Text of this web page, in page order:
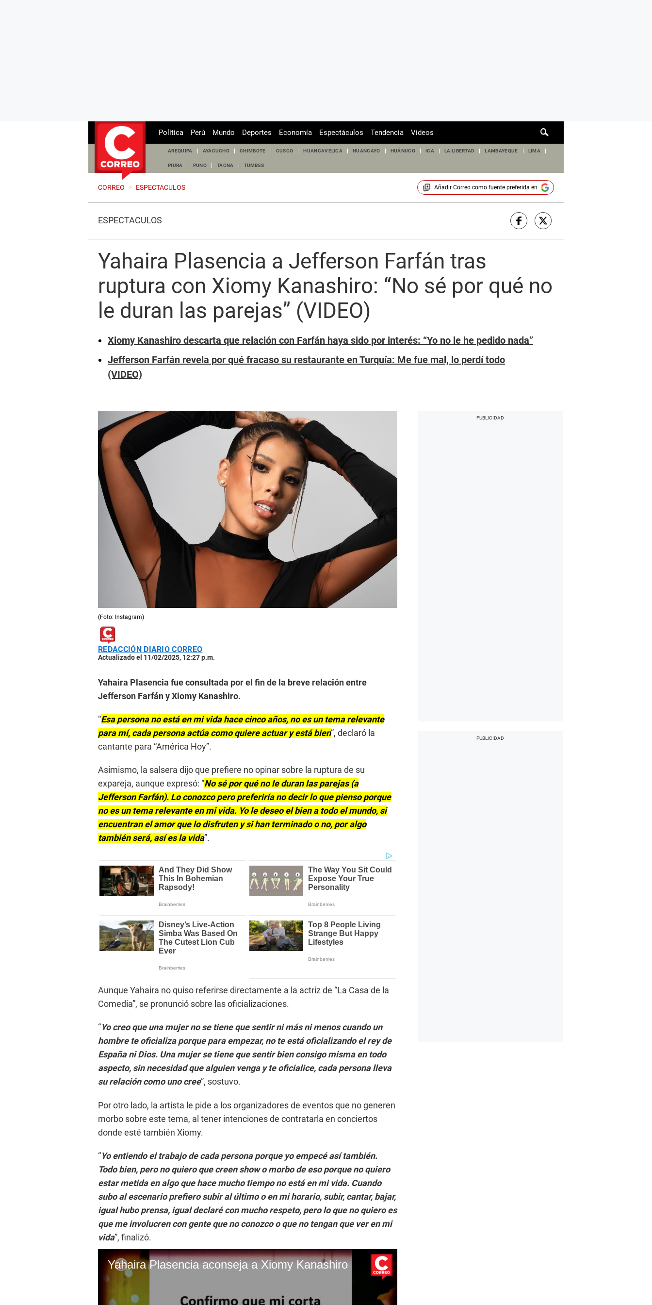
de
Política Perú Mundo Deportes Economía Espectáculos Tendencia Videos
AREQUIPA AYACUCHO CHIMBOTE CUSCO HUANCAVELICA HUANCAYO HUÁNUCO ICA LA LIBERTAD LAMBAYEQUE LIMA
PIURA PUNO TACNA TUMBES
CORREO > ESPECTACULOS Añadir Correocomo fuente preferida en
ESPECTÁCULOS
Yahaira Plasencia a Jefferson Farfán tras
ruptura con Xiomy Kanashiro: “No sé por qué no
le duran las parejas” (VIDEO)
Xiomy Kanashiro descarta que relación con Farfán haya sido por interés: “Yo no le he pedido nada”
Jefferson Farfán revela por qué fracaso su restaurante en Turquía: Me fue mal, lo perdí todo
(VIDEO)
(Foto: Instagram)
REDACCIÓN DIARIO CORREO
Actualizado el 11/02/2025, 12:27 p.m.
Yahaira Plasencia fue consultada por el fin de la breve relación entre
Jefferson Farfán y Xiomy Kanashiro.
“Esa persona no está en mi vida hace cinco años, no es un tema relevante
para mí, cada persona actúa como quiere actuar y está bien”, declaró la
cantante para “América Hoy”.
Asimismo, la salsera dijo que prefiere no opinar sobre la ruptura de su
expareja, aunque expresó: “No sé por qué no le duran las parejas (a
Jefferson Farfán). Lo conozco pero preferiría no decir lo que pienso porque
no es un tema relevante en mi vida. Yo le deseo el bien a todo el mundo, si
encuentran el amor que lo disfruten y si han terminado o no, por algo
también será, así es la vida”.
Aunque Yahaira no quiso referirse directamente a la actriz de “La Casa de la
Comedia”, se pronunció sobre las oficializaciones.
“Yo creo que una mujer no se tiene que sentir ni más ni menos cuando un
hombre te oficializa porque para empezar, no te está oficializando el rey de
España ni Dios. Una mujer se tiene que sentir bien consigo misma en todo
aspecto, sin necesidad que alguien venga y te oficialice, cada persona lleva
su relación como uno cree”, sostuvo.
Por otro lado, la artista le pide a los organizadores de eventos que no generen
morbo sobre este tema, al tener intenciones de contratarla en conciertos
donde esté también Xiomy.
“Yo entiendo el trabajo de cada persona porque yo empecé así también.
Todo bien, pero no quiero que creen show o morbo de eso porque no quiero
estar metida en algo que hace mucho tiempo no está en mi vida. Cuando
subo al escenario prefiero subir al último o en mi horario, subir, cantar, bajar,
igual hubo prensa, igual declaré con mucho respeto, pero lo que no quiero es
que me involucren con gente que no conozco o que no tengan que ver en mi
vida”, finalizó.
Yahaira Plasencia aconseja a Xiomy Kanashiro